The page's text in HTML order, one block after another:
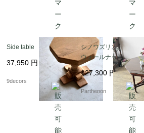
Side table
37,950 円
9decors
シノワズリスタイルの
ウォールナットガラス
トップオクタゴンテー
ブル【t330】
127,300 円
Parthenon